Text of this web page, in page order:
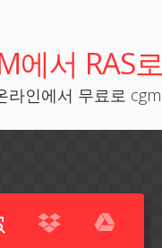
에서 RAS
라인에서 무료로